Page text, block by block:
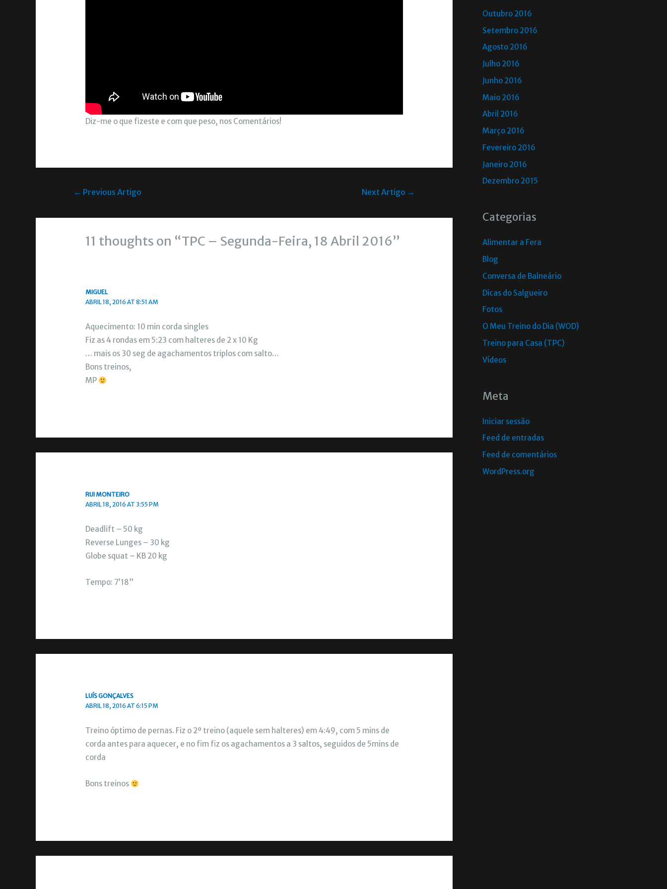
Diz-me o que fizeste e com que peso, nos Comentários!
← Previous Artigo Next Artigo →
11 thoughts on “TPC – Segunda-Feira, 18 Abril 2016”
MIGUEL
ABRIL 18, 2016 AT 8:51 AM
Aquecimento: 10 min corda singles
Fiz as 4 rondas em 5:23 com halteres de 2 x 10 Kg
… mais os 30 seg de agachamentos triplos com salto…
Bons treinos,
MP
RUI MONTEIRO
ABRIL 18, 2016 AT 3:55 PM
Deadlift – 50 kg
Reverse Lunges – 30 kg
Globe squat – KB 20 kg
Tempo: 7’18”
LUÍS GONÇALVES
ABRIL 18, 2016 AT 6:15 PM
Treino óptimo de pernas. Fiz o 2º treino (aquele sem halteres) em 4:49, com 5 mins de
corda antes para aquecer, e no fim fiz os agachamentos a 3 saltos, seguidos de 5mins de
corda
Bons treinos
Outubro 2016
Setembro 2016
Agosto 2016
Julho 2016
Junho 2016
Maio 2016
Abril 2016
Março 2016
Fevereiro 2016
Janeiro 2016
Dezembro 2015
Categorias
Alimentar a Fera
Blog
Conversa de Balneário
Dicas do Salgueiro
Fotos
O Meu Treino do Dia (WOD)
Treino para Casa (TPC)
Vídeos
Meta
Iniciar sessão
Feed de entradas
Feed de comentários
WordPress.org